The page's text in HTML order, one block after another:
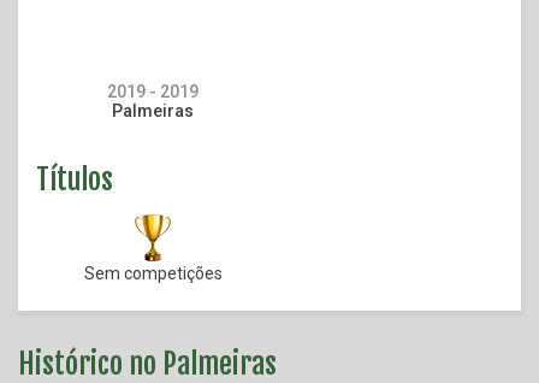
2019 - 2019
Palmeiras
Títulos
Sem competições
Histórico no Palmeiras